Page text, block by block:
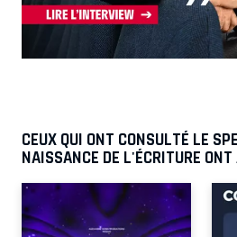
CEUX QUI ONT CONSULTÉ LE
NAISSANCE DE L'ÉCRITURE